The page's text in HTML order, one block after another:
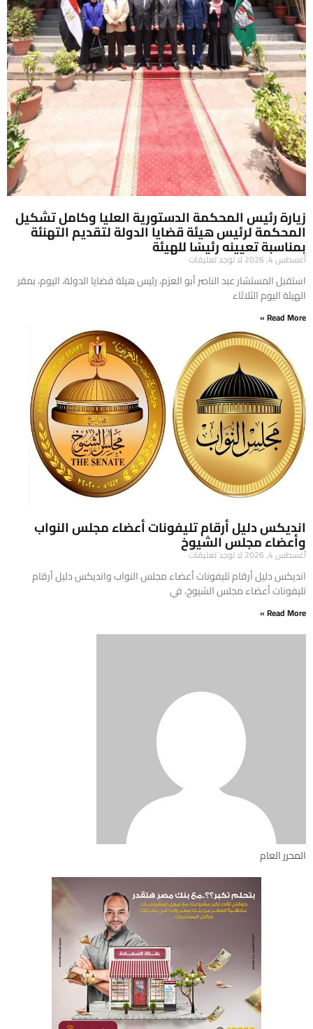
زيارة رئيس المحكمة الدستورية العليا وكامل تشكيل
المحكمة لرئيس هيئة قضايا الدولة لتقديم التهنئة
بمناسبة تعيينه رئيسًا للهيئة
أغسطس 4, 2026 لا توجد تعليقات
​استقبل المستشار عبد الناصر أبو العزم، رئيس هيئة قضايا الدولة، اليوم، بمقر
الهيئة اليوم الثلاثاء
Read More »
انديكس دليل أرقام تليفونات أعضاء مجلس النواب
وأعضاء مجلس الشيوخ
أغسطس 4, 2026 لا توجد تعليقات
انديكس دليل أرقام تليفونات أعضاء مجلس النواب وانديكس دليل أرقام
تليفونات أعضاء مجلس الشيوخ، في
Read More »
المحرر العام